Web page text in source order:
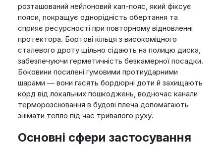
розташований нейлоновий кап-пояс, який фіксує
пояси, покращує однорідність обертання та
сприяє ресурсності при повторному відновленні
протектора. Бортові кільця з високоміцного
сталевого дроту щільно сідають на полицю диска,
забезпечуючи герметичність безкамерної посадки.
Боковини посилені гумовими протиударними
шарами — вони гасять бордюрні доти й захищають
корд від локальних пошкоджень, водночас канали
терморозсіювання в будові плеча допомагають
знімати тепло під час тривалого руху.
Основні сфери застосування